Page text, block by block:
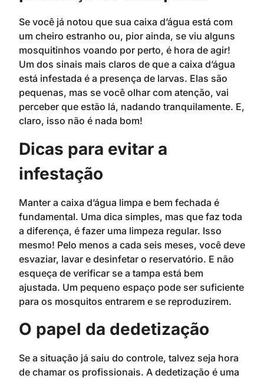
Se você já notou que sua caixa d’água está com
um cheiro estranho ou, pior ainda, se viu alguns
mosquitinhos voando por perto, é hora de agir!
Um dos sinais mais claros de que a caixa d’água
está infestada é a presença de larvas. Elas são
pequenas, mas se você olhar com atenção, vai
perceber que estão lá, nadando tranquilamente. E,
claro, isso não é nada bom!
Dicas para evitar a
infestação
Manter a caixa d’água limpa e bem fechada é
fundamental. Uma dica simples, mas que faz toda
a diferença, é fazer uma limpeza regular. Isso
mesmo! Pelo menos a cada seis meses, você deve
esvaziar, lavar e desinfetar o reservatório. E não
esqueça de verificar se a tampa está bem
ajustada. Um pequeno espaço pode ser suficiente
para os mosquitos entrarem e se reproduzirem.
O papel da dedetização
Se a situação já saiu do controle, talvez seja hora
de chamar os profissionais. A dedetização é uma